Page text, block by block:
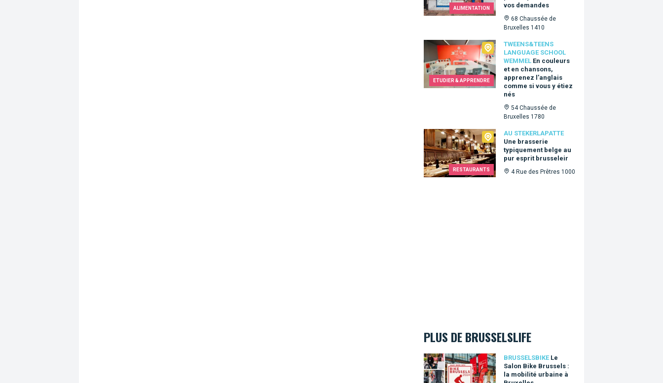
ALIMENTATION
vos demandes
68 Chaussée de
Bruxelles 1410
ETUDIER & APPRENDRE
TWEENS&TEENS
LANGUAGE SCHOOL
WEMMEL En couleurs
et en chansons,
apprenez l’anglais
comme si vous y étiez
nés
54 Chaussée de
Bruxelles 1780
Tweens&Teens language school Wemmel
RESTAURANTS
AU STEKERLAPATTE
Une brasserie
typiquement belge au
pur esprit brusseleir
4 Rue des Prêtres 1000
Au Stekerlapatte
PLUS DE BRUSSELSLIFE
BRUSSELSBIKE Le
Salon Bike Brussels :
la mobilité urbaine à
Le Salon Bike Brussels : la mobilité urbaine à Bruxelles